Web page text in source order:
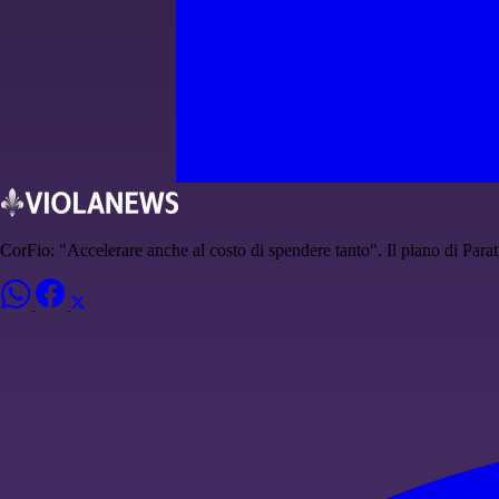
CorFio: "Accelerare anche al costo di spendere tanto". Il piano di